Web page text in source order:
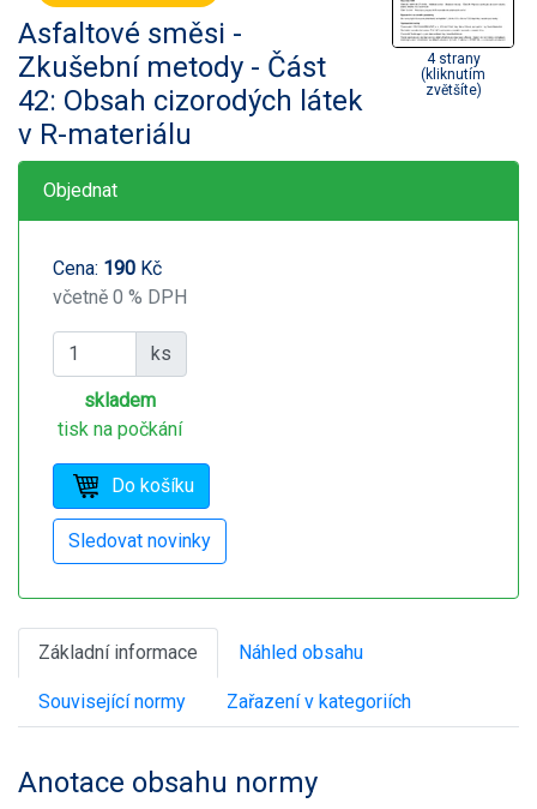
Asfaltové směsi -
Zkušební metody - Část
42: Obsah cizorodých látek
v R-materiálu
4 strany
(kliknutím
zvětšíte)
Objednat
Cena: 190 Kč
včetně 0 % DPH
ks
skladem
tisk na počkání
Základní informace Náhled obsahu
Související normy Zařazení v kategoriích
Anotace obsahu normy